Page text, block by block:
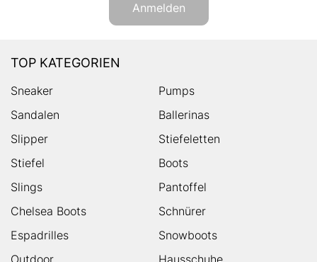
Anmelden
TOP KATEGORIEN
Sneaker
Pumps
Sandalen
Ballerinas
Slipper
Stiefeletten
Stiefel
Boots
Slings
Pantoffel
Chelsea Boots
Schnürer
Espadrilles
Snowboots
Outdoor
Hausschuhe